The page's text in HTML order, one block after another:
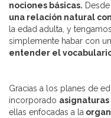
nociones básicas.
una relación natural
la edad adulta, y
simplemente habar con
entender el
Gracias a los planes de
incorporado
ellas enfocadas a la